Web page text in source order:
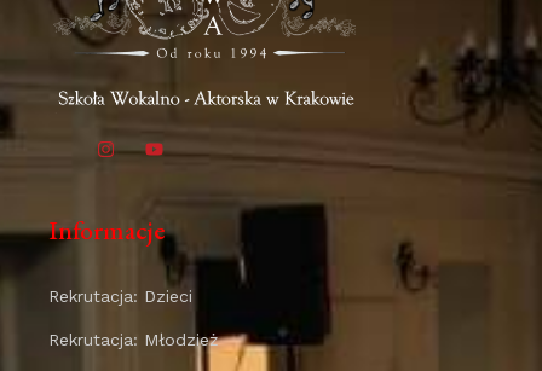
Informacje
Rekrutacja: Dzieci
Rekrutacja: Młodzież